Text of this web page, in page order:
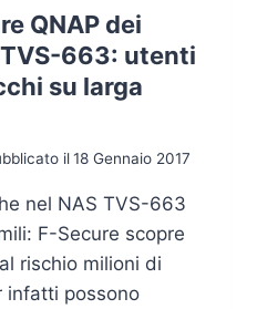
QNAP dei
663: utenti
su larga
il18 Gennaio 2017
nel NAS TVS-663
F-Secure scopre
rischio milioni di
infatti possono